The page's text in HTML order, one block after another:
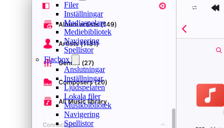
Filer
Inställningar
Mediaspelare
Mediebibliotek
Navigering
Spellistor
Flacbox
Anslutningar
Inställningar
Ljudspelaren
Lokala filer
Musikbibliotek
Navigering
Spellistor